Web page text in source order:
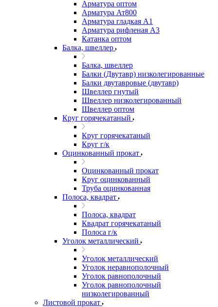
Арматура оптом
Арматура Ат800
Арматура гладкая А1
Арматура рифленая А3
Катанка оптом
Балка, швеллер
Балка, швеллер
Балки (Двутавр) низколегированные
Балки двутавровые (двутавр)
Швеллер гнутый
Швеллер низколегированный
Швеллер оптом
Круг горячекатаный
Круг горячекатаный
Круг г/к
Оцинкованный прокат
Оцинкованный прокат
Круг оцинкованный
Труба оцинкованная
Полоса, квадрат
Полоса, квадрат
Квадрат горячекатаный
Полоса г/к
Уголок металлический
Уголок металлический
Уголок неравнополочный
Уголок равнополочный
Уголок равнополочный
низколегированный
Листовой прокат